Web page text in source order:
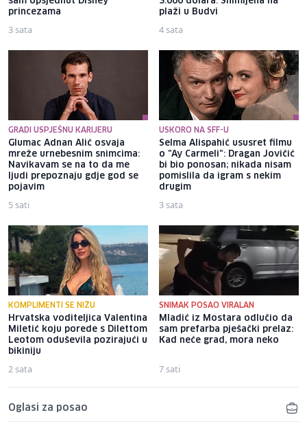
princezama
3 sata
plaži u Budvi
4 sata
GRADI USPJEŠNU KARIJERU
Glumac Adnan Alić osvaja
mreže urnebesnim snimcima:
Navikavam se na to da me
ljudi prepoznaju gdje god se
pojavim
5 sati
USKORO NA SFF-U
Selma Alispahić ususret filmu
o "Ay Carmeli": Dragan Jovičić
bi bio ponosan; nikada nisam
pomislila da igram s nekim
drugim
3 sata
KOMPLIMENTI SE NIŽU
Hrvatska voditeljica Valentina
Miletić koju porede s Dilettom
Leotom oduševila pozirajući u
bikiniju
2 sata
SNIMAK POSAO VIRALAN
Mladić iz Mostara odlučio da
sam prefarba pješački prelaz:
Kad neće grad, mora neko
7 sati
Oglasi za posao